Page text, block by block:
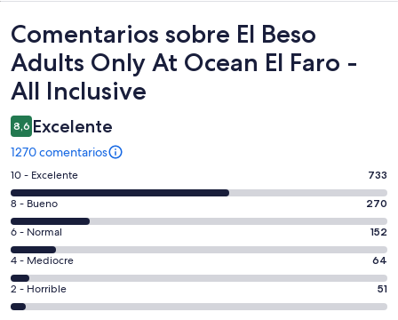
Comentarios
Comentarios sobre El Beso
Adults Only At Ocean El Faro -
All Inclusive
8,6 Excelente
1270 comentarios
733
comentarios
de
un
total
de
1270
con
10 - Excelente 733
270
comentarios
de
un
total
de
8 - Bueno 270
152
comentarios
de
un
total
6 - Normal 152
64
comentarios
de
4 - Mediocre 64
51
comentarios
2 - Horrible 51